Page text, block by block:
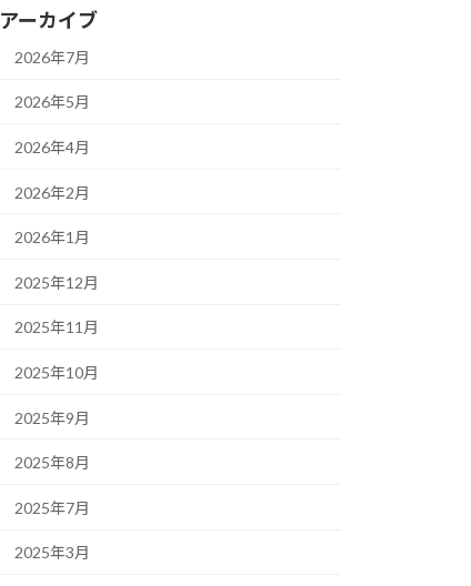
アーカイブ
2026年7月
2026年5月
2026年4月
2026年2月
2026年1月
2025年12月
2025年11月
2025年10月
2025年9月
2025年8月
2025年7月
2025年3月